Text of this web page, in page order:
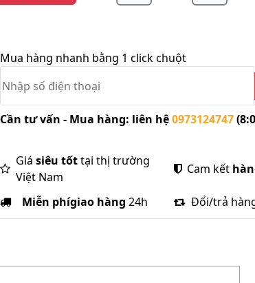
Mua hàng nhanh bằng 1 click chuột
Cần tư vấn - Mua hàng: liên hệ0973124747
Giá siêu tốttại thị trường
Việt Nam
Cam kết
Miễn phígiao hàng 24h Đổi/trả